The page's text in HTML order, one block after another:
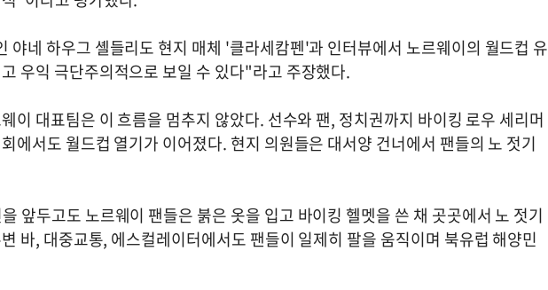
야네 하우그 셸들리도 현지 매체 '클라세캄펜'과 인터뷰에서 노르웨이의 월드컵 유
우익 극단주의적으로 보일 수 있다"라고 주장했다.
이 대표팀은 이 흐름을 멈추지 않았다. 선수와 팬, 정치권까지 바이킹 로우 세리머
에서도 월드컵 열기가 이어졌다. 현지 의원들은 대서양 건너에서 팬들의 노 젓기
앞두고도 노르웨이 팬들은 붉은 옷을 입고 바이킹 헬멧을 쓴 채 곳곳에서 노 젓기
바, 대중교통, 에스컬레이터에서도 팬들이 일제히 팔을 움직이며 북유럽 해양민